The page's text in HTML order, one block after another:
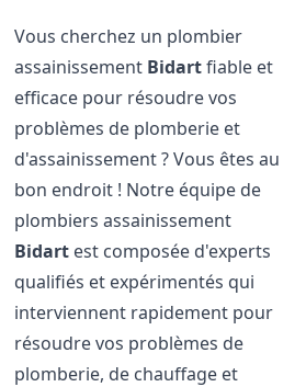
Vous cherchez un plombier
assainissement Bidartfiable et
efficace pour résoudre vos
problèmes de plomberie et
d'assainissement ? Vous êtes au
bon endroit ! Notre équipe de
plombiers assainissement
Bidart est composée d'experts
qualifiés et expérimentés qui
interviennent rapidement pour
résoudre vos problèmes de
plomberie, de chauffage et